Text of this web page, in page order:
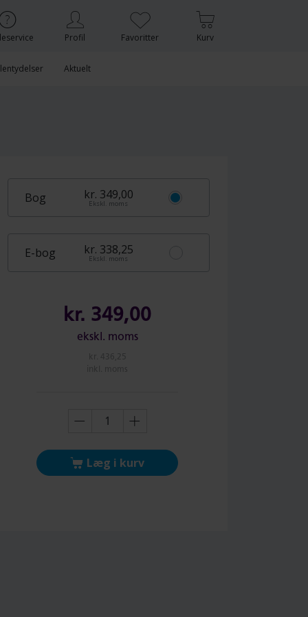
Profil Favoritter Kurv
Aktuelt
Bog kr. 349,00
Ekskl. moms
E-bog kr. 338,25
Ekskl. moms
kr. 349,00
ekskl. moms
Læg i kurv